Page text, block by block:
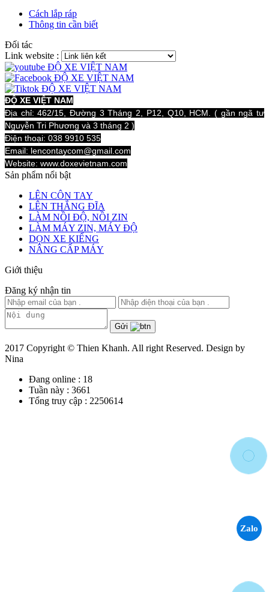
Cách lắp ráp
Thông tin cần biết
Đối tác
Link website :
ĐỘ XE VIỆT NAM
Địa chỉ: 462/15, Đường 3 Tháng 2, P12, Q10, HCM. ( gần ngã tư
Nguyễn Tri Phương và 3 tháng 2 )
Điện thoại: 038 9910 535
Email: lencontaycom@gmail.com
Website: www.doxevietnam.com
Sản phẩm nổi bật
LÊN CÔN TAY
LÊN THẮNG ĐĨA
LÀM NỒI ĐỘ, NỒI ZIN
LÀM MÁY ZIN, MÁY ĐỘ
DỌN XE KIỂNG
NÂNG CẤP MÁY
Giới thiệu
Đăng ký nhận tin
Gửi
2017 Copyright © Thien Khanh. All right Reserved. Design by
Nina
Đang online : 18
Tuần này : 3661
Tổng truy cập : 2250614
Zalo